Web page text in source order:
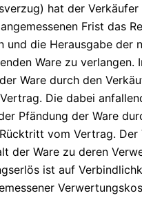
hat der
Frist das
und die Herausgabe der
Ware zu verlangen.
Ware durch den
Die dabei
Pfändung der Ware
vom Vertrag. Der
der Ware zu deren
ist auf